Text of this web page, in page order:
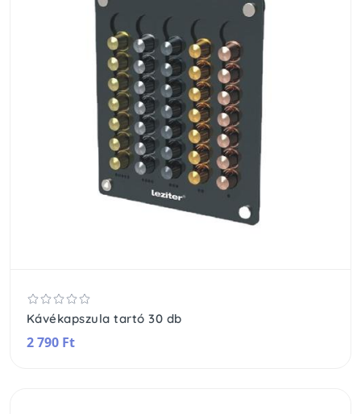
Kávékapszula tartó 30 db
2 790 Ft